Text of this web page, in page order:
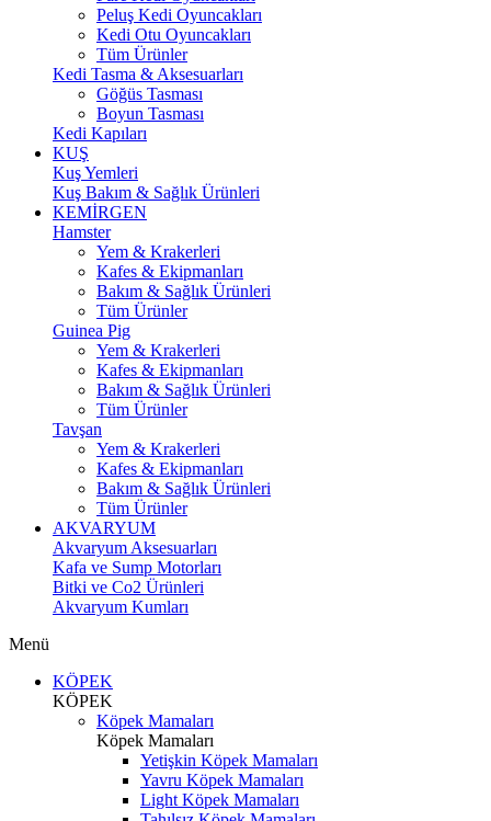
Peluş Kedi Oyuncakları
Kedi Otu Oyuncakları
Tüm Ürünler
Kedi Tasma & Aksesuarları
Göğüs Tasması
Boyun Tasması
Kedi Kapıları
KUŞ
Kuş Yemleri
Kuş Bakım & Sağlık Ürünleri
KEMİRGEN
Hamster
Yem & Krakerleri
Kafes & Ekipmanları
Bakım & Sağlık Ürünleri
Tüm Ürünler
Guinea Pig
Yem & Krakerleri
Kafes & Ekipmanları
Bakım & Sağlık Ürünleri
Tüm Ürünler
Tavşan
Yem & Krakerleri
Kafes & Ekipmanları
Bakım & Sağlık Ürünleri
Tüm Ürünler
AKVARYUM
Akvaryum Aksesuarları
Kafa ve Sump Motorları
Bitki ve Co2 Ürünleri
Akvaryum Kumları
Menü
KÖPEK
KÖPEK
Köpek Mamaları
Köpek Mamaları
Yetişkin Köpek Mamaları
Yavru Köpek Mamaları
Light Köpek Mamaları